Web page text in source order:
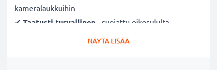
kameralaukkuihin
✔ Taatusti turvallinen - suojattu oikosululta,
ylikuumenemiselta ja ylijännitteeltä
NÄYTÄ LISÄÄ